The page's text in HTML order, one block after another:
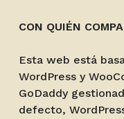
CON QUIÉN
Esta web está
WordPress y
GoDaddy
defecto,